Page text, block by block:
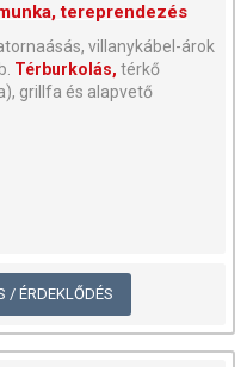
tereprendezés
villanykábel-árok
Térburkolás, térkő
grillfa és alapvető
/ ÉRDEKLŐDÉS